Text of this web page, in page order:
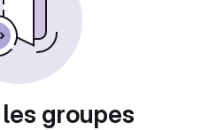
groupes